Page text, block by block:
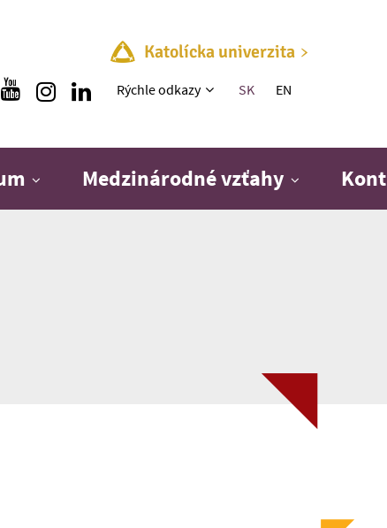
Katolícka univerzita
Rýchle menu
Rýchle odkazy SK EN
Medzinárodné vzťahy